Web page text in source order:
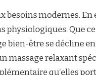
besoins modernes.
physiologiques. Que
bien-être se décline
massage relaxant
qu’elles